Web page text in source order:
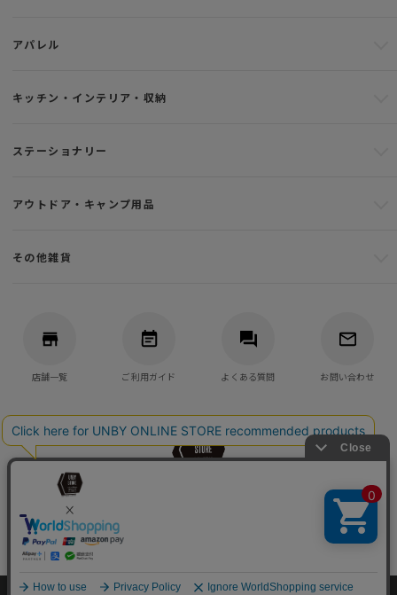
アパレル
キッチン・インテリア・収納
ステーショナリー
アウトドア・キャンプ用品
その他雑貨
店舗一覧 ご利用ガイド よくある質問 お問い合わせ